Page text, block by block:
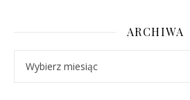
ARCHIWA